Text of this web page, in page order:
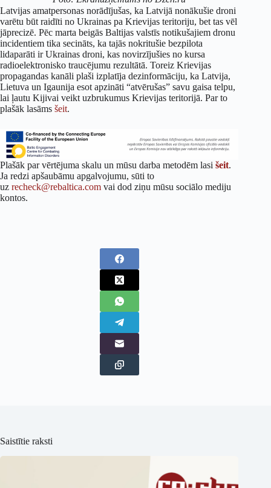
Latvijas amatpersonas norādījušas, ka Latvijā nonākušie droni
varētu būt raidīti no Ukrainas pa Krievijas teritoriju, bet tas vēl
jāprecizē. Pēc marta beigās Baltijas valstīs notikušajiem dronu
incidentiem tika secināts, ka tajās nokritušie bezpilota
lidaparāti ir Ukrainas droni, kas novirzījušies no kursa
radioelektronisko traucējumu rezultātā. Toreiz Krievijas
propagandas kanāli plaši izplatīja dezinformāciju, ka Latvija,
Lietuva un Igaunija esot apzināti “atvērušas” savu gaisa telpu,
lai ļautu Kijivai veikt uzbrukumus Krievijas teritorijā. Par to
plašāk lasāms šeit.
Plašāk par vērtējuma skalu un mūsu darba metodēm lasi šeit.
Ja redzi apšaubāmu apgalvojumu, sūti to
uz recheck@rebaltica.com vai dod ziņu mūsu sociālo mediju
kontos.
Saistītie raksti